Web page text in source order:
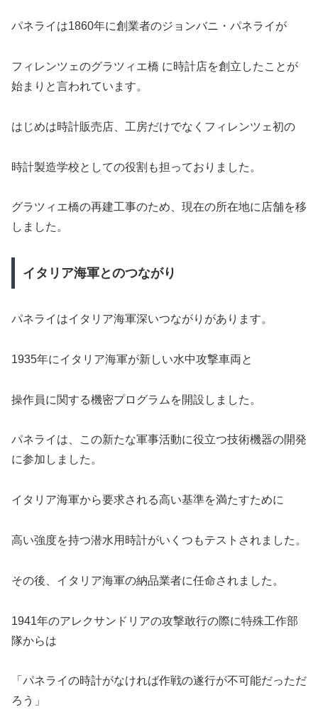
パネライは1860年に創業者のジョンバニ・パネライが
フィレンツェのグラツィエ橋 に時計店を創立したことが
始まりと言われています。
はじめは時計販売店、工房だけでなくフィレンツェ初の
時計製造学校としての役割も担っておりました。
グラツィエ橋の再建工事のため、現在の所在地に店舗を移
しました。
イタリア海軍とのつながり
パネライはイタリア海軍深いつながりがあります。
1935年にイタリア海軍が新しい水中攻撃車両と
操作員に関する機密プログラムを開設しました。
パネライは、この新たな軍事活動に役立つ技術機器の開発
に参加しました。
イタリア海軍から要求される高い基準を満たすために
高い強度を持つ潜水用時計がいくつもテストされました。
その後、イタリア海軍の納品業者に任命されました。
1941年のアレクサンドリアの攻撃敢行の際に特殊工作部
隊からは
「パネライの時計がなければ作戦の遂行が不可能だっただ
ろう」